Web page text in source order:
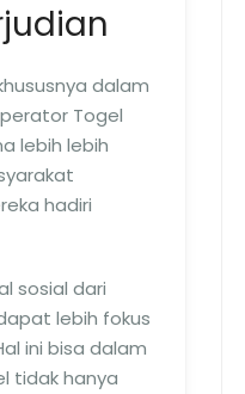
dalam
Togel
lebih lebih
hadiri
sosial dari
lebih fokus
ini bisa dalam
tidak hanya